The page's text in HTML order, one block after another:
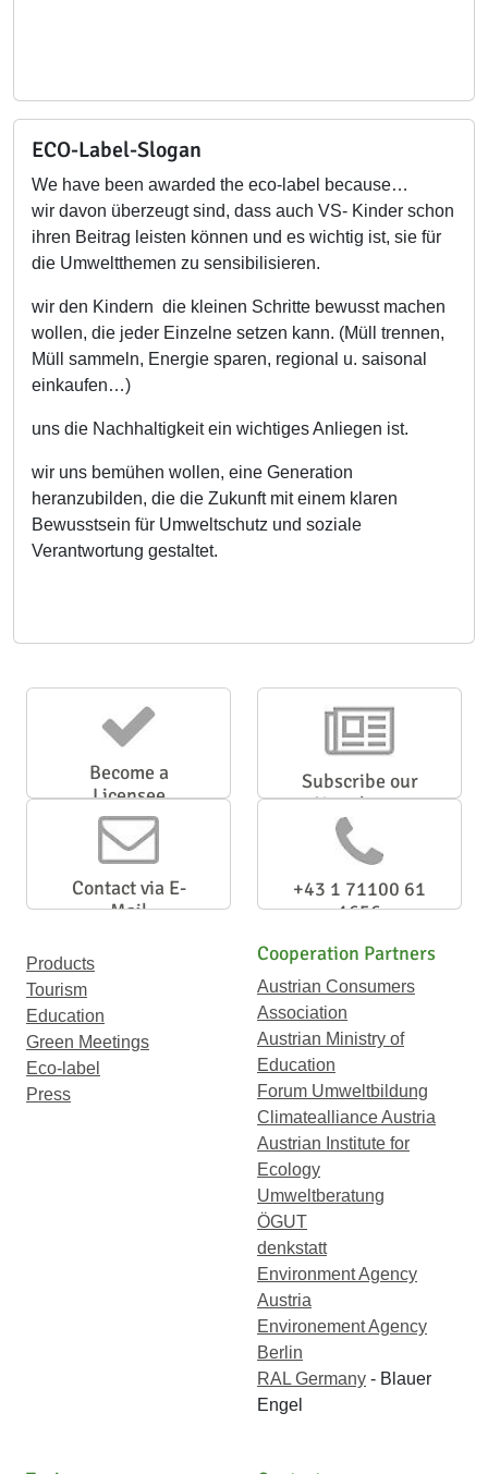
ECO-Label-Slogan
We have been awarded the eco-label because…
wir davon überzeugt sind, dass auch VS- Kinder schon
ihren Beitrag leisten können und es wichtig ist, sie für
die Umweltthemen zu sensibilisieren.
wir den Kindern die kleinen Schritte bewusst machen
wollen, die jeder Einzelne setzen kann. (Müll trennen,
Müll sammeln, Energie sparen, regional u. saisonal
einkaufen…)
uns die Nachhaltigkeit ein wichtiges Anliegen ist.
wir uns bemühen wollen, eine Generation
heranzubilden, die die Zukunft mit einem klaren
Bewusstsein für Umweltschutz und soziale
Verantwortung gestaltet.
Become a
Licensee
Subscribe our
Newsletter
Contact via E-
Mail
+43 1 71100 61
1656
Products
Tourism
Education
Green Meetings
Eco-label
Press
Cooperation Partners
Austrian Consumers
Association
Austrian Ministry of
Education
Forum Umweltbildung
Climatealliance Austria
Austrian Institute for
Ecology
Umweltberatung
ÖGUT
denkstatt
Environment Agency
Austria
Environement Agency
Berlin
RAL Germany - Blauer
Engel